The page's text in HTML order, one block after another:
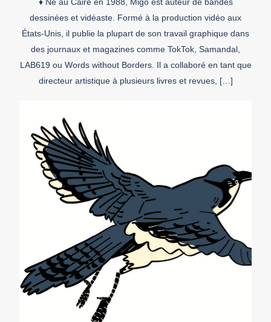
dessinées et vidéaste. Formé à la production vidéo aux
États-Unis, il publie la plupart de son travail graphique dans
des journaux et magazines comme TokTok, Samandal,
LAB619 ou Words without Borders. Il a collaboré en tant que
directeur artistique à plusieurs livres et revues, […]